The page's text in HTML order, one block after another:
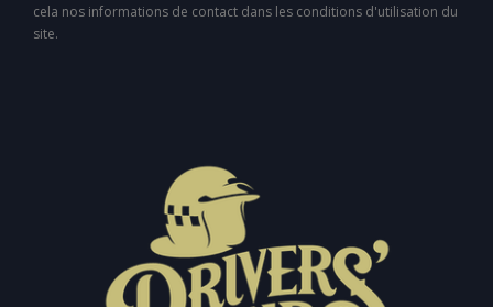
cela nos informations de contact dans les conditions d'utilisation du
site.